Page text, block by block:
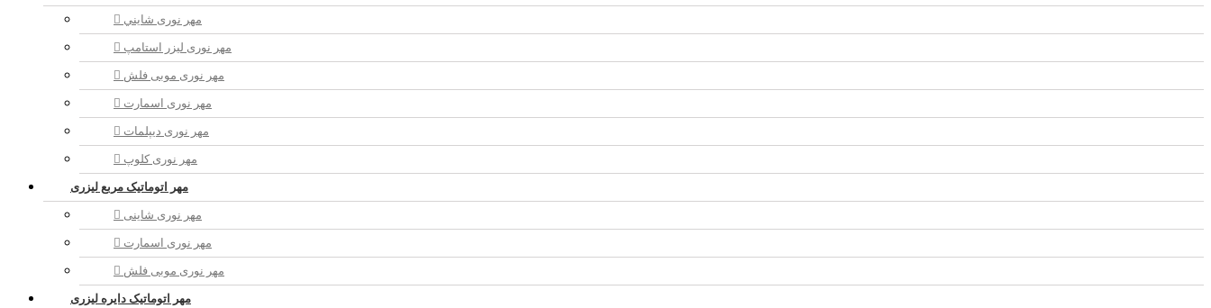
مهر نوری شايني
مهر نوری لیزر استامپ
مهر نوری موبی فلش
مهر نوری اسمارت
مهر نوری ديپلمات
مهر نوری کلوپ
مهر اتوماتیک مربع لیزری
مهر نوری شاینی
مهر نوری اسمارت
مهر نوری موبی فلش
مهر اتوماتیک دايره لیزری